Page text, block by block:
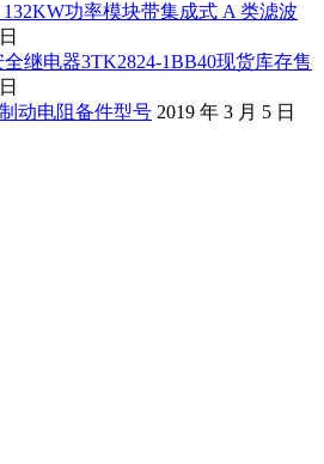
功率模块带集成式 A 类滤波
继电器3TK2824-1BB40现货库存售
动电阻备件型号 2019 年 3 月 5 日